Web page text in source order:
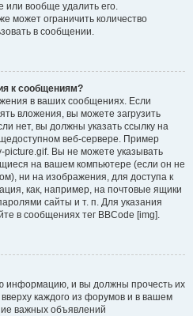
или вообще удалить его.
может ограничить количество
в сообщении.
к сообщениям?
в ваших сообщениях. Если
вложения, вы можете загрузить
нет, вы должны указать ссылку на
веб-сервере. Пример
picture.gif. Вы не можете указывать
на вашем компьютере (если он не
ни на изображения, для доступа к
как, например, на почтовые ящики
сайты и т. п. Для указания
в сообщениях тег BBCode [img].
информацию, и вы должны прочесть их
каждого из форумов и в вашем
важных объявлений